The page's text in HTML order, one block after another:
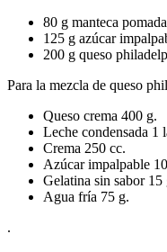
80 g manteca
125 g azúcar
200 g queso
Para la mezcla de queso
Queso crema 400 g.
Leche condensada 1
Crema 250 cc.
Azúcar impalpable
Gelatina sin sabor 15
Agua fría 75 g.
.